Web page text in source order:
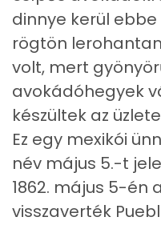
Cink
Szelén
Kálcium
Vas
Magnézium
Foszfor
dinnye kerül
rögtön
volt, mert
avokádóhegyek
készültek az
Ez egy mexikói
név május 5.-t
1862. május 5-én
visszaverték